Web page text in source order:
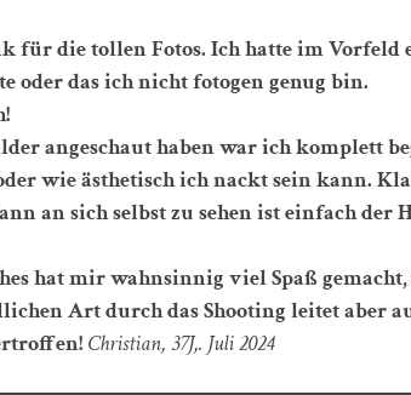
für die tollen Fotos. Ich hatte im Vorfeld
oder das ich nicht fotogen genug bin.
angeschaut haben war ich komplett
wie ästhetisch ich nackt sein kann.
an sich selbst zu sehen ist einfach
hat mir wahnsinnig viel Spaß
Art durch das Shooting leitet aber
Christian, 37J,. Juli 2024